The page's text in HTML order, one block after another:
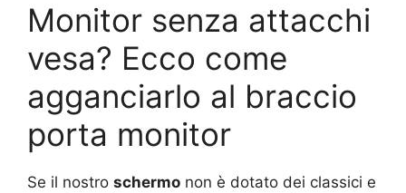
Monitor senza attacchi
vesa? Ecco come
agganciarlo al braccio
porta monitor
Se il nostro schermo non è dotato dei classici e